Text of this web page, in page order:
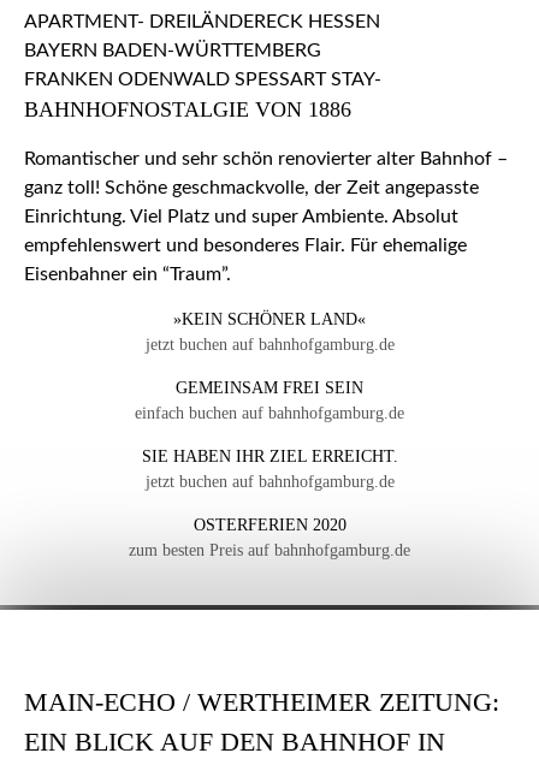
BAHNHOFNOSTALGIE VON 1886
Romantischer und sehr schön renovierter alter Bahnhof –
ganz toll! Schöne geschmackvolle, der Zeit angepasste
Einrichtung. Viel Platz und super Ambiente. Absolut
empfehlenswert und besonderes Flair. Für ehemalige
Eisenbahner ein “Traum”.
»KEIN SCHÖNER LAND«
jetzt buchen auf bahnhofgamburg.de
GEMEINSAM FREI SEIN
einfach buchen auf bahnhofgamburg.de
SIE HABEN IHR ZIEL ERREICHT.
jetzt buchen auf bahnhofgamburg.de
OSTERFERIEN 2020
zum besten Preis auf bahnhofgamburg.de
MAIN-ECHO / WERTHEIMER ZEITUNG:
EIN BLICK AUF DEN BAHNHOF IN